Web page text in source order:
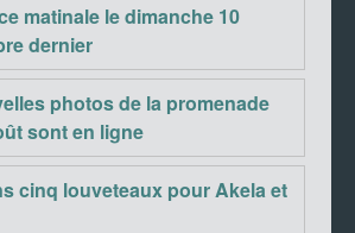
matinale le dimanche 10
dernier
photos de la promenade
sont en ligne
cinq louveteaux pour Akela et